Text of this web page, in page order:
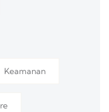
Keamanan